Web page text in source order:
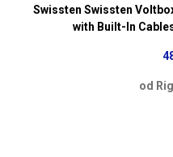
Swissten Swissten
with Built-In
od